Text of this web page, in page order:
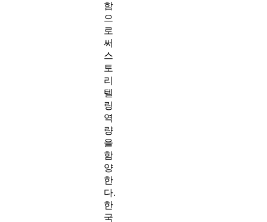
함
으
로
써
스
토
리
텔
링
역
량
을
함
양
한
다.
한
국